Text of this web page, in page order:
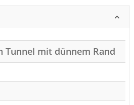
Tunnel mit dünnem Rand